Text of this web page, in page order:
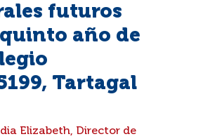
futuros
año de
Tartagal
Elizabeth, Director de